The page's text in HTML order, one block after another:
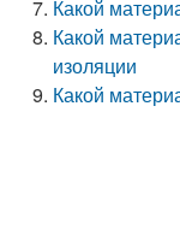
Какой
Какой
изоляции
Какой